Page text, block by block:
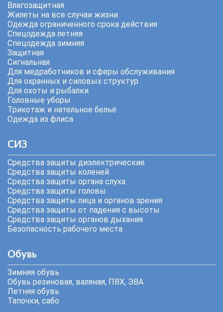
Влагозащитная
Жилеты на все случаи жизни
Одежда ограниченного срока действия
Спецодежда летняя
Спецодежда зимняя
Защитная
Сигнальная
Для медработников и сферы обслуживания
Для охранных и силовых структур
Для охоты и рыбалки
Головные уборы
Трикотаж и нательное бельё
Одежда из флиса
СИЗ
Средства защиты диэлектрические
Средства защиты коленей
Средства защиты органа слуха
Средства защиты головы
Средства защиты лица и органов зрения
Средства защиты от падения с высоты
Средства защиты органов дыхания
Безопасность рабочего места
Обувь
Зимняя обувь
Обувь резиновая, валяная, ПВХ, ЭВА
Летняя обувь
Тапочки, сабо